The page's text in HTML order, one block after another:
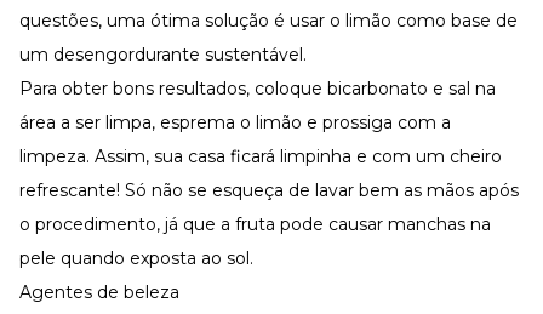
questões, uma ótima solução é usar o limão como base de
um desengordurante sustentável.
Para obter bons resultados, coloque bicarbonato e sal na
área a ser limpa, esprema o limão e prossiga com a
limpeza. Assim, sua casa ficará limpinha e com um cheiro
refrescante! Só não se esqueça de lavar bem as mãos após
o procedimento, já que a fruta pode causar manchas na
pele quando exposta ao sol.
Agentes de beleza